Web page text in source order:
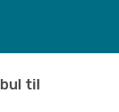
til